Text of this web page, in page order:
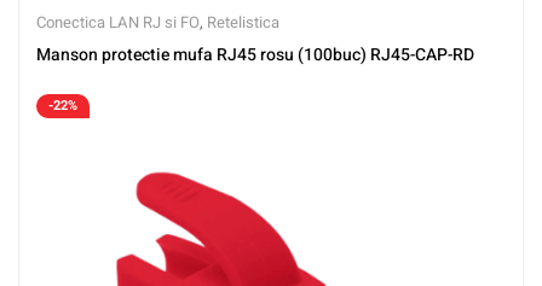
Conectica LAN RJ si FO, Retelistica
Manson protectie mufa RJ45 rosu (100buc) RJ45-CAP-RD
-22%